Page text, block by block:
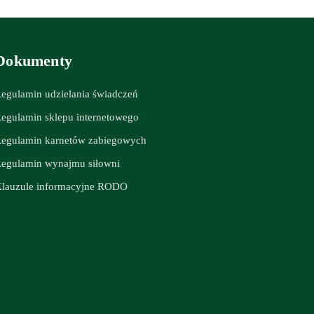
udzielania świadczeń
sklepu internetowego
karnetów zabiegowych
wynajmu siłowni
informacyjne RODO